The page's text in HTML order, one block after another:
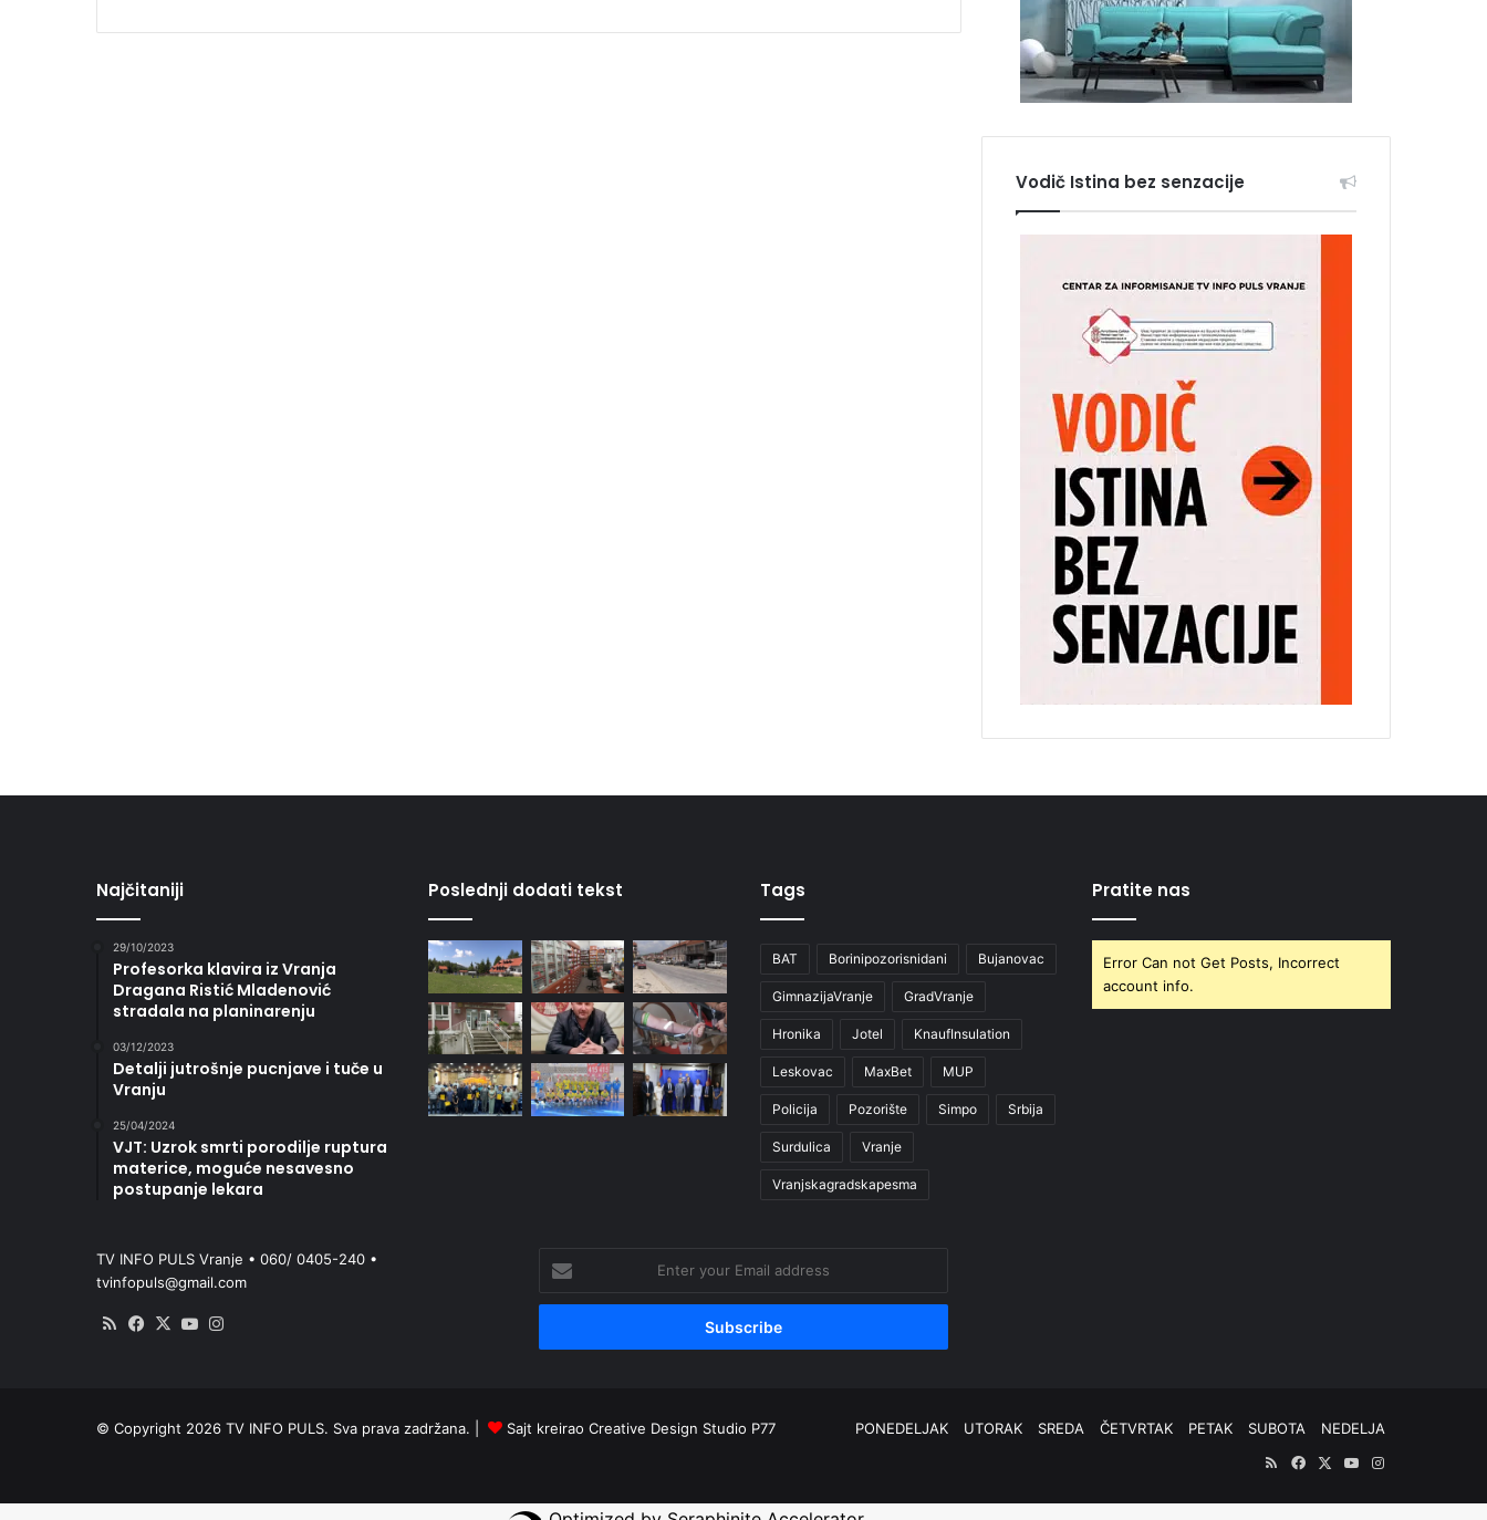
Vodič Istina bez senzacije
Najčitaniji
29/10/2023
Profesorka klavira iz Vranja
Dragana Ristić Mladenović
stradala na planinarenju
03/12/2023
Detalji jutrošnje pucnjave i tuče u
Vranju
25/04/2024
VJT: Uzrok smrti porodilje ruptura
materice, moguće nesavesno
postupanje lekara
Poslednji dodati tekst Tags
BAT Borinipozorisnidani Bujanovac
GimnazijaVranje GradVranje
Hronika Jotel KnaufInsulation
Leskovac MaxBet MUP
Policija Pozorište Simpo Srbija
Surdulica Vranje
Vranjskagradskapesma
Pratite nas
Error Can not Get Posts, Incorrect
account info.
TV INFO PULS Vranje • 060/ 0405-240 •
tvinfopuls@gmail.com
RSS Facebook
X YouTube
your
Email
© Copyright 2026 TV INFO PULS. Sva prava zadržana. | Sajt kreirao Creative Design Studio P77 PONEDELJAK UTORAK SREDA ČETVRTAK PETAK SUBOTA
NEDELJA
RSSFacebook
X YouTubeInstagram